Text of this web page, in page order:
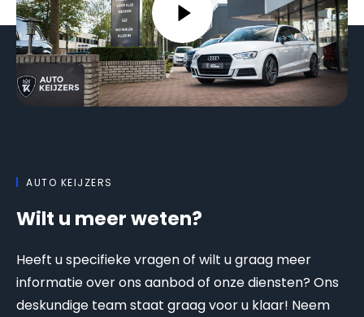
AUTO KEIJZERS
Wilt u meer weten?
Heeft u specifieke vragen of wilt u graag meer
informatie over ons aanbod of onze diensten? Ons
deskundige team staat graag voor u klaar! Neem